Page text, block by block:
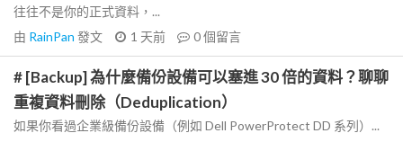
往往不是你的正式資料，...
由 RainPan 發文 1 天前 0個留言
# [Backup] 為什麼備份設備可以塞進 30 倍的資料？聊聊
重複資料刪除（Deduplication）
如果你看過企業級備份設備（例如 Dell PowerProtect DD 系列）...